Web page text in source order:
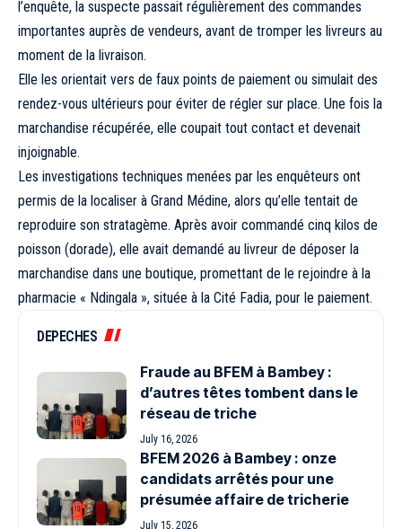
l’enquête, la suspecte passait régulièrement des commandes
importantes auprès de vendeurs, avant de tromper les livreurs au
moment de la livraison.
Elle les orientait vers de faux points de paiement ou simulait des
rendez-vous ultérieurs pour éviter de régler sur place. Une fois la
marchandise récupérée, elle coupait tout contact et devenait
injoignable.
Les investigations techniques menées par les enquêteurs ont
permis de la localiser à Grand Médine, alors qu’elle tentait de
reproduire son stratagème. Après avoir commandé cinq kilos de
poisson (dorade), elle avait demandé au livreur de déposer la
marchandise dans une boutique, promettant de le rejoindre à la
pharmacie « Ndingala », située à la Cité Fadia, pour le paiement.
DEPECHES
Fraude au BFEM à Bambey :
d’autres têtes tombent dans le
réseau de triche
July 16, 2026
BFEM 2026 à Bambey : onze
candidats arrêtés pour une
présumée affaire de tricherie
July 15, 2026